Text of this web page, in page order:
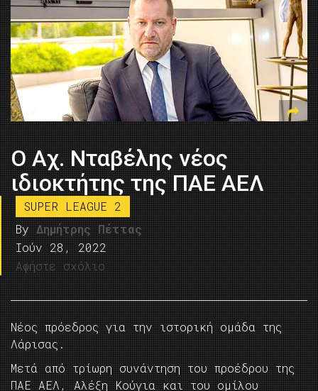
Ο Αχ. Νταβέλης νέος
ιδιοκτήτης της ΠΑΕ ΑΕΛ
SUPER LEAGUE 2
By Δημήτρης Πέττας
Ιούν 28, 2022
Αφήστε σχόλιο
Νέος πρόεδρος για την ιστορική ομάδα της
Λάρισας.
Μετά από τρίωρη συνάντηση του προέδρου της
ΠΑΕ ΑΕΛ, Αλέξη Κούγια και του ομίλου